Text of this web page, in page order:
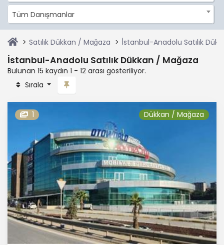
Tüm Danışmanlar
Satılık Dükkan / Mağaza İstanbul-Anadolu Satılık
İstanbul-Anadolu Satılık Dükkan / Mağaza
Bulunan 15 kaydın 1 - 12 arası gösteriliyor.
Sırala
1 Dükkan / Mağaza